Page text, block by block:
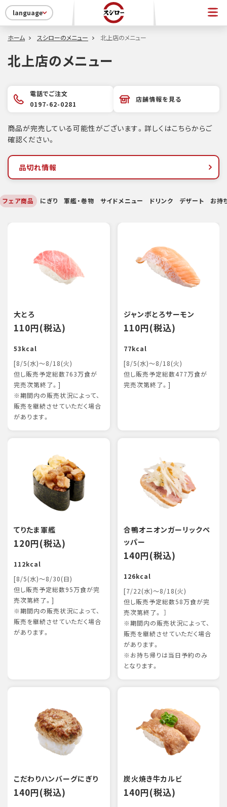
language
ホーム スシローのメニュー 北上店のメニュー
北上店のメニュー
電話でご注文
0197-62-0281
店舗情報を見る
商品が完売している可能性がございます。詳しくはこちらからご
確認ください。
品切れ情報
フェア商品 にぎり 軍艦・巻物 サイドメニュー ドリンク デザート お持
大とろ
110円(税込)
53kcal
[8/5(水)～8/18(火)
但し販売予定総数763万食が
完売次第終了。]
※期間内の販売状況によって、
販売を継続させていただく場合
があります。
ジャンボとろサーモン
110円(税込)
77kcal
[8/5(水)～8/18(火)
但し販売予定総数477万食が
完売次第終了。]
てりたま軍艦
120円(税込)
112kcal
[8/5(水)～8/30(日)
但し販売予定総数95万食が完
売次第終了。]
※期間内の販売状況によって、
販売を継続させていただく場合
があります。
合鴨オニオンガーリックペ
ッパー
140円(税込)
126kcal
[7/22(水)～8/18(火)
但し販売予定総数58万食が完
売次第終了。 ］
※期間内の販売状況によって、
販売を継続させていただく場合
があります。
※お持ち帰りは当日予約のみ
となります。
こだわりハンバーグにぎり
140円(税込)
炭火焼き牛カルビ
140円(税込)